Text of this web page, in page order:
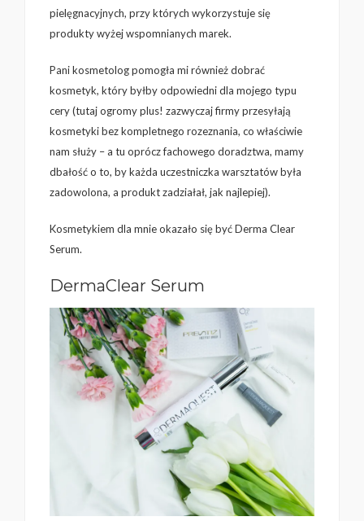
pielęgnacyjnych, przy których wykorzystuje się
produkty wyżej wspomnianych marek.
Pani kosmetolog pomogła mi również dobrać
kosmetyk, który byłby odpowiedni dla mojego typu
cery (tutaj ogromy plus! zazwyczaj firmy przesyłają
kosmetyki bez kompletnego rozeznania, co właściwie
nam służy – a tu oprócz fachowego doradztwa, mamy
dbałość o to, by każda uczestniczka warsztatów była
zadowolona, a produkt zadziałał, jak najlepiej).
Kosmetykiem dla mnie okazało się być Derma Clear
Serum.
DermaClear Serum